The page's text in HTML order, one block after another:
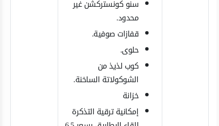
سنو كونستركشن غير
محدود.
قفازات صوفية.
حلوى.
كوب لذيذ من
الشوكولاتة الساخنة.
خزانة
إمكانية ترقية التذكرة